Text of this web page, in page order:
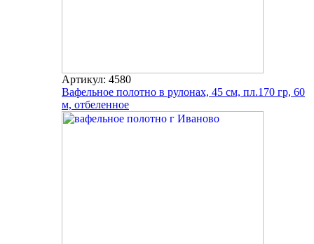
Артикул: 4580
Вафельное полотно в рулонах, 45 см, пл.170 гр, 60
м, отбеленное